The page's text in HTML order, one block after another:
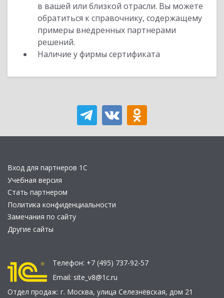
в вашей или близкой отрасли. Вы можете
обратиться к справочнику, содержащему
примеры внедренных партнерами
решений.
Наличие у фирмы сертификата
Вход для партнеров 1С
Учебная версия
Стать партнером
Политика конфиденциальности
Замечания по сайту
Другие сайты
Телефон: +7 (495) 737-92-57
Email: site_v8@1c.ru
Отдел продаж: г. Москва, улица Селезнёвская, дом 21